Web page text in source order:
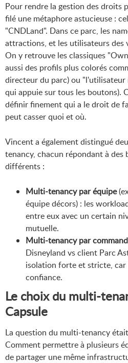
Pour rendre la gestion des droits
filé une métaphore astucieuse :
"CNDLand". Dans ce parc, les
attractions, et les utilisateurs des
On y retrouve les classiques
aussi des profils plus colorés
directeur du parc) ou "l'utilisateur
qui appuie sur tous les boutons).
définir finement qui a le droit de
peut casser quoi et où.
Vincent a également distingué
tenancy, chacun répondant à des
différents :
Multi-tenancy par équipe
équipe décors) : les
entre eux avec un certain
mutuelle.
Multi-tenancy par
Disneyland vs client Parc
isolation forte et stricte, car
confiance.
Le choix du multi-
Capsule
La question du multi-tenancy
Comment permettre à plusieurs
de partager une même